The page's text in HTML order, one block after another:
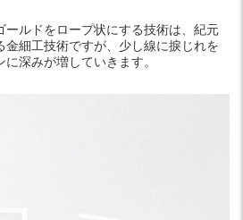
ールドをロープ状にする技術は、紀元
金細工技術ですが、少し線に捩じれを
深みが増していきます。